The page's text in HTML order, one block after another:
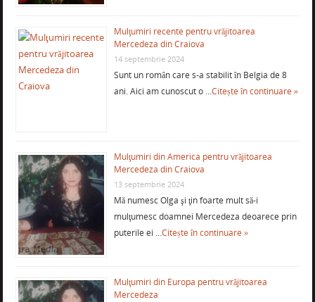
Mulţumiri recente pentru vrăjitoarea
Mercedeza din Craiova
14 septembrie 2024
Sunt un român care s-a stabilit în Belgia de 8
ani. Aici am cunoscut o …Citește în continuare »
Mulţumiri din America pentru vrăjitoarea
Mercedeza din Craiova
13 septembrie 2024
Mă numesc Olga şi ţin foarte mult să-i
mulţumesc doamnei Mercedeza deoarece prin
puterile ei …Citește în continuare »
Mulţumiri din Europa pentru vrăjitoarea
Mercedeza